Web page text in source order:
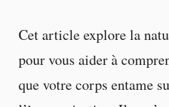
Cet article explore la
pour vous aider à
que votre corps entame